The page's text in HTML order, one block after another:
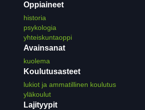
Oppiaineet
historia
psykologia
yhteiskuntaoppi
Avainsanat
kuolema
Koulutusasteet
lukiot ja ammatillinen koulutus
yläkoulut
Lajityypit